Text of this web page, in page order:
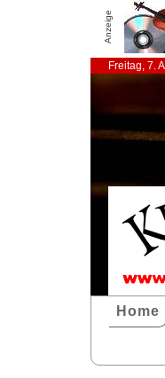
Anzeige
Freitag, 7.
Home